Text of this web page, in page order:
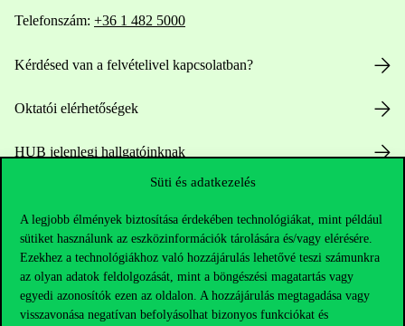
Süti és adatkezelés
A legjobb élmények biztosítása érdekében technológiákat, mint például
sütiket használunk az eszközinformációk tárolására és/vagy elérésére.
Ezekhez a technológiákhoz való hozzájárulás lehetővé teszi számunkra
az olyan adatok feldolgozását, mint a böngészési magatartás vagy
egyedi azonosítók ezen az oldalon. A hozzájárulás megtagadása vagy
visszavonása negatívan befolyásolhat bizonyos funkciókat és
Telefonszám: +36 1 482 5000
Kérdésed van a felvételivel kapcsolatban?
Oktatói elérhetőségek
HUB jelenlegi hallgatóinknak